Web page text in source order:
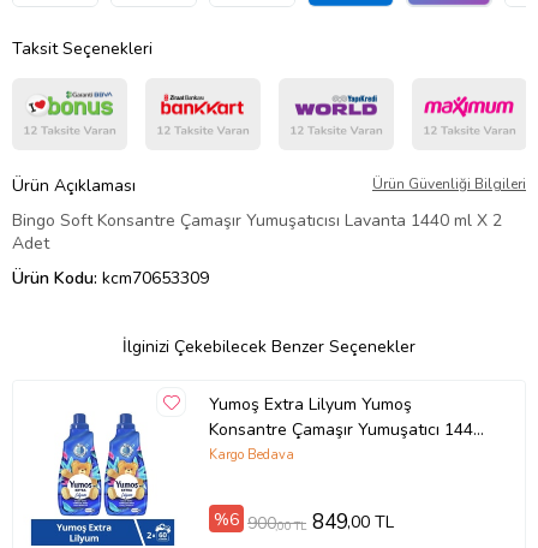
Taksit Seçenekleri
Ürün Açıklaması Ürün Güvenliği Bilgileri
Bingo Soft Konsantre Çamaşır Yumuşatıcısı Lavanta 1440 ml X 2
Adet
Ürün Kodu: kcm70653309
İlginizi Çekebilecek Benzer Seçenekler
Yumoş Extra Lilyum Yumoş
Konsantre Çamaşır Yumuşatıcı 1440
Kargo Bedava
%6 900,00 TL 849,00 TL